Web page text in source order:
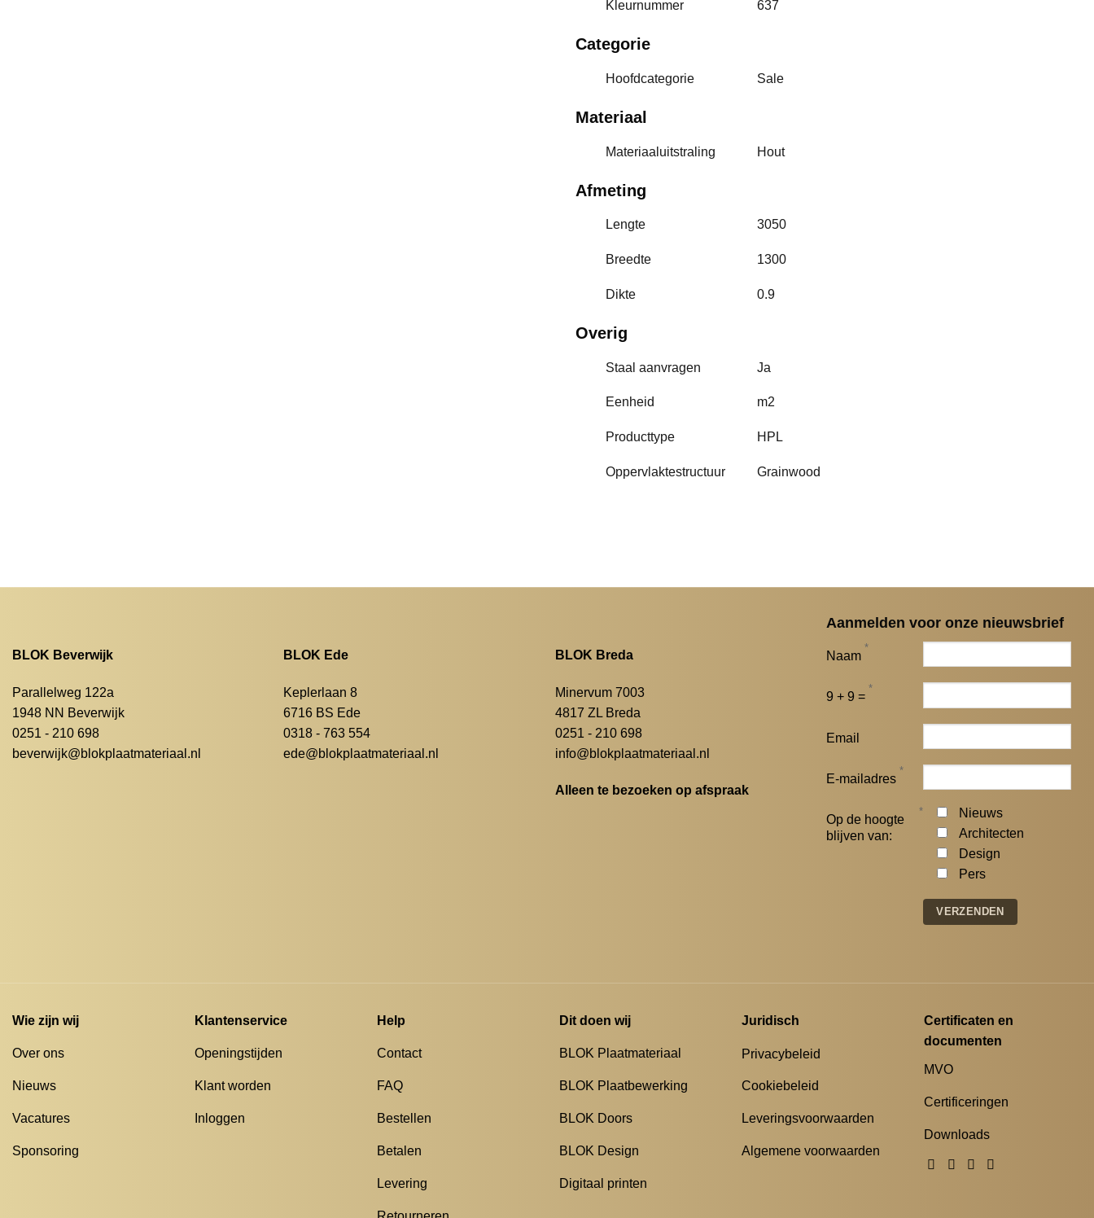
Kleurnummer 637
Categorie
Hoofdcategorie Sale
Materiaal
Materiaaluitstraling Hout
Afmeting
Lengte 3050
Breedte 1300
Dikte 0.9
Overig
Staal aanvragen Ja
Eenheid m2
Producttype HPL
Oppervlaktestructuur Grainwood
BLOK Beverwijk
Parallelweg 122a
1948 NN Beverwijk
0251 - 210 698
beverwijk@blokplaatmateriaal.nl
BLOK Ede
Keplerlaan 8
6716 BS Ede
0318 - 763 554
ede@blokplaatmateriaal.nl
BLOK Breda
Minervum 7003
4817 ZL Breda
0251 - 210 698
info@blokplaatmateriaal.nl
Alleen te bezoeken op afspraak
Aanmelden voor onze nieuwsbrief
Naam
*
9 + 9 =
*
Email
E-mailadres
*
Op de hoogte
blijven van:
*
Nieuws
Architecten
Design
Pers
Wie zijn wij
Over ons
Nieuws
Vacatures
Sponsoring
Klantenservice
Openingstijden
Klant worden
Inloggen
Help
Contact
FAQ
Bestellen
Betalen
Levering
Dit doen wij
BLOK Plaatmateriaal
BLOK Plaatbewerking
BLOK Doors
BLOK Design
Digitaal printen
Juridisch
Privacybeleid
Cookiebeleid
Leveringsvoorwaarden
Algemene voorwaarden
Certificaten en
documenten
MVO
Certificeringen
Downloads